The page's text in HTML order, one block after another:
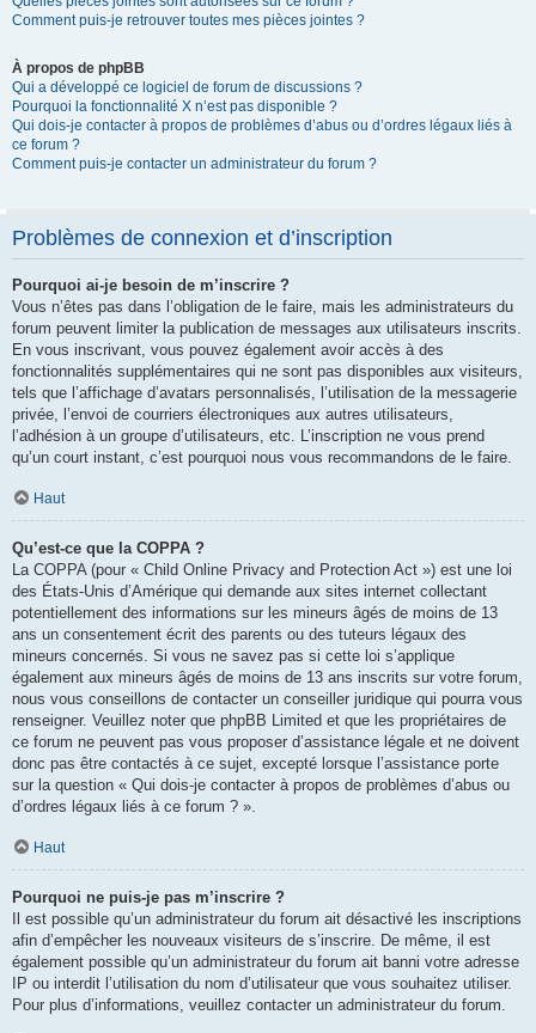
Comment puis-je retrouver toutes mes pièces jointes ?
À propos de phpBB
Qui a développé ce logiciel de forum de discussions ?
Pourquoi la fonctionnalité X n’est pas disponible ?
Qui dois-je contacter à propos de problèmes d’abus ou d’ordres légaux liés à
ce forum ?
Comment puis-je contacter un administrateur du forum ?
Problèmes de connexion et d’inscription
Pourquoi ai-je besoin de m’inscrire ?
Vous n’êtes pas dans l’obligation de le faire, mais les administrateurs du
forum peuvent limiter la publication de messages aux utilisateurs inscrits.
En vous inscrivant, vous pouvez également avoir accès à des
fonctionnalités supplémentaires qui ne sont pas disponibles aux visiteurs,
tels que l’affichage d’avatars personnalisés, l’utilisation de la messagerie
privée, l’envoi de courriers électroniques aux autres utilisateurs,
l’adhésion à un groupe d’utilisateurs, etc. L’inscription ne vous prend
qu’un court instant, c’est pourquoi nous vous recommandons de le faire.
Haut
Qu’est-ce que la COPPA ?
La COPPA (pour « Child Online Privacy and Protection Act ») est une loi
des États-Unis d’Amérique qui demande aux sites internet collectant
potentiellement des informations sur les mineurs âgés de moins de 13
ans un consentement écrit des parents ou des tuteurs légaux des
mineurs concernés. Si vous ne savez pas si cette loi s’applique
également aux mineurs âgés de moins de 13 ans inscrits sur votre forum,
nous vous conseillons de contacter un conseiller juridique qui pourra vous
renseigner. Veuillez noter que phpBB Limited et que les propriétaires de
ce forum ne peuvent pas vous proposer d’assistance légale et ne doivent
donc pas être contactés à ce sujet, excepté lorsque l’assistance porte
sur la question « Qui dois-je contacter à propos de problèmes d’abus ou
d’ordres légaux liés à ce forum ? ».
Haut
Pourquoi ne puis-je pas m’inscrire ?
Il est possible qu’un administrateur du forum ait désactivé les inscriptions
afin d’empêcher les nouveaux visiteurs de s’inscrire. De même, il est
également possible qu’un administrateur du forum ait banni votre adresse
IP ou interdit l’utilisation du nom d’utilisateur que vous souhaitez utiliser.
Pour plus d’informations, veuillez contacter un administrateur du forum.